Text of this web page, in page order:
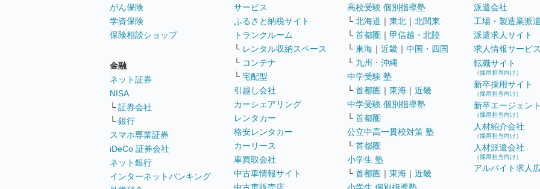
がん保険
学資保険
保険相談ショップ
金融
ネット証券
NISA
└ 証券会社
└ 銀行
スマホ専業証券
iDeCo 証券会社
ネット銀行
インターネットバンキング
サービス
ふるさと納税サイト
トランクルーム
└ レンタル収納スペース
└ コンテナ
└ 宅配型
引越し会社
カーシェアリング
レンタカー
格安レンタカー
カーリース
車買取会社
中古車情報サイト
高校受験 個別指導塾
└ 北海道 ｜ 東北 ｜ 北関東
└ 首都圏 ｜ 甲信越・北陸
└ 東海 ｜ 近畿 ｜ 中国・四国
└ 九州・沖縄
中学受験 塾
└ 首都圏 ｜ 東海 ｜ 近畿
中学受験 個別指導塾
└ 首都圏
公立中高一貫校対策 塾
└ 首都圏
小学生 塾
└ 首都圏 ｜ 東海 ｜ 近畿
派遣会社
工場・製造業派遣
派遣求人サイト
求人情報サービス
転職サイト
（採用担当向け）
新卒採用サイト
（採用担当向け）
新卒エージェント
（採用担当向け）
人材紹介会社
（採用担当向け）
人材派遣会社
（採用担当向け）
アルバイト求人